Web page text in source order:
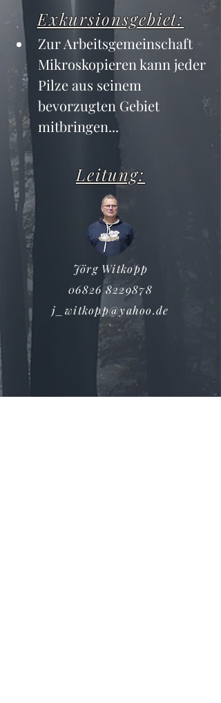
Exkursionsgebiet:
Zur Arbeitsgemeinschaft
Mikroskopieren kann jeder
Pilze aus seinem
bevorzugten Gebiet
mitbringen...
Leitung:
Jörg Witkopp
06826 8229878
j_witkopp@yahoo.de